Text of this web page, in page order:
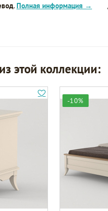
. Полная информация →
этой коллекции:
-10%